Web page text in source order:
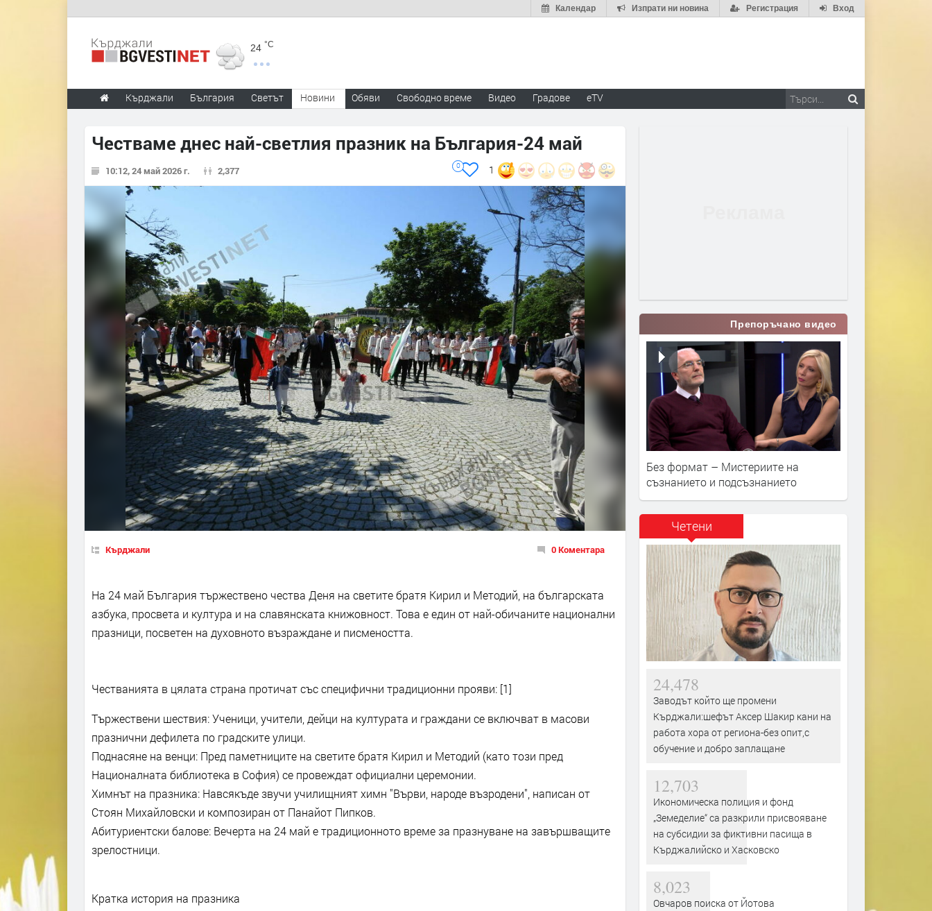
Вход
Регистрация
Изпрати ни новина
Календар
24 °C
Кърджали България Светът Новини Обяви Свободно време Видео Градове eTV
Честваме днес най-светлия празник на България-24 май
10:12, 24 май 2026 г. 2,377 1
0
Кърджали 0 Коментара
На 24 май България тържествено чества Деня на светите братя Кирил и Методий, на българската
азбука, просвета и култура и на славянската книжовност. Това е един от най-обичаните национални
празници, посветен на духовното възраждане и писмеността.
Честванията в цялата страна протичат със специфични традиционни прояви: [1]
Тържествени шествия: Ученици, учители, дейци на културата и граждани се включват в масови
празнични дефилета по градските улици.
Поднасяне на венци: Пред паметниците на светите братя Кирил и Методий (като този пред
Националната библиотека в София) се провеждат официални церемонии.
Химнът на празника: Навсякъде звучи училищният химн "Върви, народе възродени", написан от
Стоян Михайловски и композиран от Панайот Пипков.
Абитуриентски балове: Вечерта на 24 май е традиционното време за празнуване на завършващите
зрелостници.
Кратка история на празника
Препоръчано видео
Без формат – Мистериите на
съзнанието и подсъзнанието
Четени
24,478
Заводът който ще промени
Кърджали:шефът Аксер Шакир кани на
работа хора от региона-без опит,с
обучение и добро заплащане
12,703
Икономическа полиция и фонд
„Земеделие“ са разкрили присвояване
на субсидии за фиктивни пасища в
Кърджалийско и Хасковско
8,023
Овчаров поиска от Йотова